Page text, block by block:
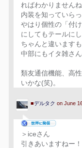
ればわかりませんね
内装を知っていら
やはり個性の「付
にしてもテールに
ちゃんと違いますも
中部にもイタ雑さ
類友通信機能、高
いかな(笑)。
■デルタク on June
＞iceさん
引きあいますねー！